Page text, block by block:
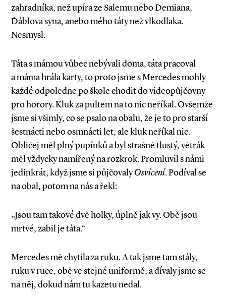
zahradníka, než upíra ze Salemu nebo Demiana,
Ďáblova syna, anebo mého táty než vlkodlaka.
Nesmysl.
Táta s mámou vůbec nebývali doma, táta pracoval
a máma hrála karty, to proto jsme s Mercedes mohly
každé odpoledne po škole chodit do videopůjčovny
pro horory. Kluk za pultem na to nic neříkal. Ovšemže
jsme si všimly, co se psalo na obalu, že je to pro starší
šestnácti nebo osmnácti let, ale kluk neříkal nic.
Obličej měl plný pupínků a byl strašně tlustý, větrák
měl vždycky namířený na rozkrok. Promluvil s námi
jedinkrát, když jsme si půjčovalyOsvícení. Podíval se
na obal, potom na nás a řekl:
„Jsou tam takové dvě holky, úplně jak vy. Obě jsou
mrtvé, zabil je táta.“
Mercedes mě chytila za ruku. A tak jsme tam stály,
ruku v ruce, obě ve stejné uniformě, a dívaly jsme se
na něj, dokud nám tu kazetu nedal.